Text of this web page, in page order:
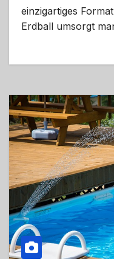
einzigartiges
Erdball umsorgt